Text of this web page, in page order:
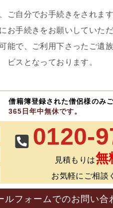
ご自分でお手続きをされま
お手続きをお願いしていた
能で、ご利用下さったご遺
ビスとなっております。
僧籍簿登録された僧侶様のみ
365日年中無休です。
0120-
見積もりは無
お気軽にご相談
ルフォームでのお問い合